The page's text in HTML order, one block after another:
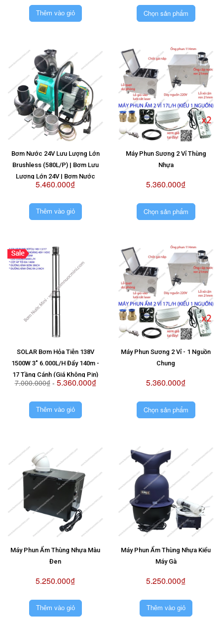
Thêm vào giỏ Chọn sản phẩm
Bơm Nước 24V Lưu Lượng Lớn
Brushless (580L/P) | Bơm Lưu
Lượng Lớn 24V | Bơm Nước
Brushless 24V | Máy Bơm Không
5.460.000₫
Thêm vào giỏ
Máy Phun Sương 2 Vỉ Thùng
Nhựa
5.360.000₫
Chọn sản phẩm
SOLAR Bơm Hỏa Tiễn 138V
1500W 3" 6.000L/H Đẩy 140m -
17 Tầng Cánh (Giá Không Pin)
7.000.000₫- 5.360.000₫
Thêm vào giỏ
Máy Phun Sương 2 Vỉ - 1 Nguồn
Chung
5.360.000₫
Chọn sản phẩm
Máy Phun Ẩm Thùng Nhựa Màu
Đen
5.250.000₫
Thêm vào giỏ
Máy Phun Ẩm Thùng Nhựa Kiểu
Máy Gà
5.250.000₫
Thêm vào giỏ